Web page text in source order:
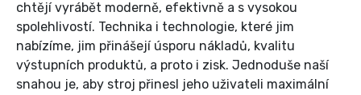
chtějí vyrábět moderně, efektivně a s vysokou
spolehlivostí. Technika i technologie, které jim
nabízíme, jim přinášejí úsporu nákladů, kvalitu
výstupních produktů, a proto i zisk. Jednoduše naší
snahou je, aby stroj přinesl jeho uživateli maximální